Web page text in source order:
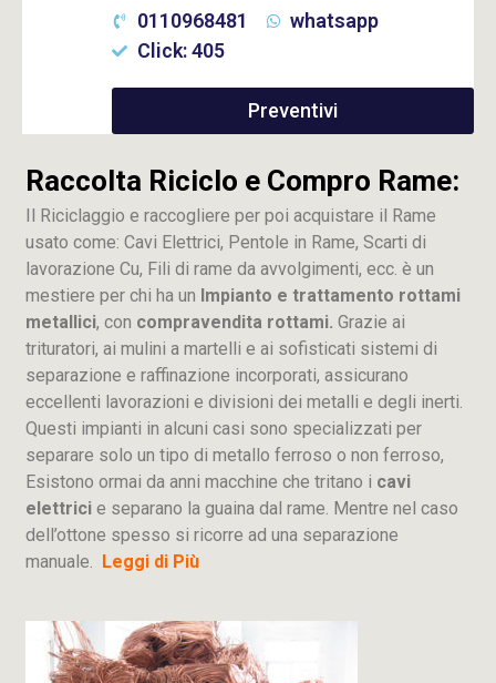
0110968481
whatsapp
Click: 405
Preventivi
Raccolta Riciclo e Compro Rame:
Il Riciclaggio e raccogliere per poi acquistare il Rame
usato come: Cavi Elettrici, Pentole in Rame, Scarti di
lavorazione Cu, Fili di rame da avvolgimenti, ecc. è un
mestiere per chi ha un Impianto e trattamento rottami
metallici, con compravendita rottami. Grazie ai
trituratori, ai mulini a martelli e ai sofisticati sistemi di
separazione e raffinazione incorporati, assicurano
eccellenti lavorazioni e divisioni dei metalli e degli inerti.
Questi impianti in alcuni casi sono specializzati per
separare solo un tipo di metallo ferroso o non ferroso,
Esistono ormai da anni macchine che tritano i cavi
elettrici e separano la guaina dal rame. Mentre nel caso
dell’ottone spesso si ricorre ad una separazione
manuale. Leggi di Più